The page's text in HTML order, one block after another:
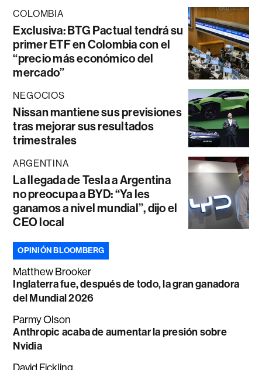
COLOMBIA
Exclusiva: BTG Pactual tendrá su
primer ETF en Colombia con el
“precio más económico del
mercado”
NEGOCIOS
Nissan mantiene sus previsiones
tras mejorar sus resultados
trimestrales
ARGENTINA
La llegada de Tesla a Argentina
no preocupa a BYD: “Ya les
ganamos a nivel mundial”, dijo el
CEO local
OPINIÓN BLOOMBERG
Matthew Brooker
Inglaterra fue, después de todo, la gran ganadora
del Mundial 2026
Parmy Olson
Anthropic acaba de aumentar la presión sobre
Nvidia